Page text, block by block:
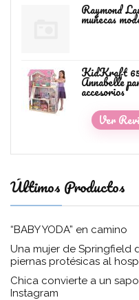
Raymond
muñecas
KidKraft
Annabelle
accesorios
Ver
Últimos Productos
“BABY YODA” en camino
Una mujer de Springfield
piernas protésicas al
Chica convierte a un
Instagram